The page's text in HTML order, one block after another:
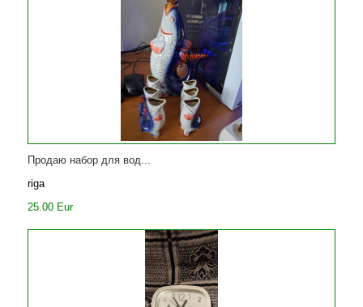
Продаю набор для вод...
riga
25.00 Eur